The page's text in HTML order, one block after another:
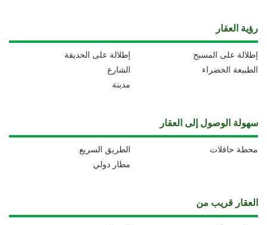
رؤية العقار
إطلالة على الحديقة
إطلالة على المسبح
الشارع
الطبيعة الخضراء
مدينة
سهولة الوصول إلى العقار
الطريق السريع
محطة حافلات
مطار دولي
العقار قريب من